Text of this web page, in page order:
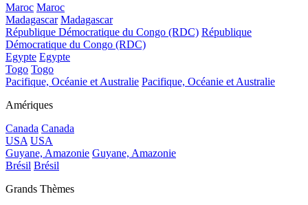
Maroc Maroc
Madagascar Madagascar
République Démocratique du Congo (RDC) République
Démocratique du Congo (RDC)
Egypte Egypte
Togo Togo
Pacifique, Océanie et Australie Pacifique, Océanie et Australie
Amériques
Canada Canada
USA USA
Guyane, Amazonie Guyane, Amazonie
Brésil Brésil
Grands Thèmes